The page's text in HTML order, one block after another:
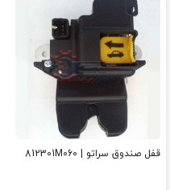
قفل صندوق سراتو | 812301M060